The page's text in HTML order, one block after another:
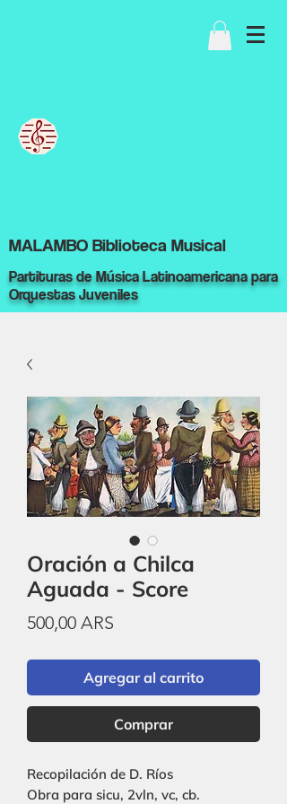
MALAMBO Biblioteca Musical
Partituras de Música Latinoamericana para
Orquestas Juveniles
Oración a Chilca
Aguada - Score
500,00 ARS
Agregar al carrito
Comprar
Recopilación de D. Ríos
Obra para sicu, 2vln, vc, cb.